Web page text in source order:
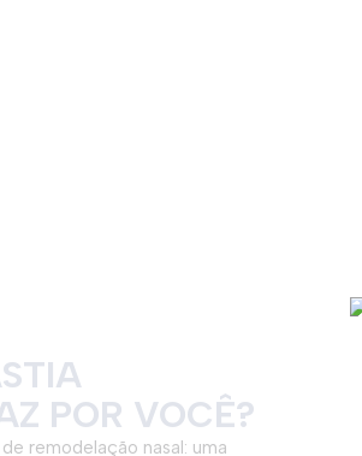
POR VOCÊ?
remodelação nasal: uma